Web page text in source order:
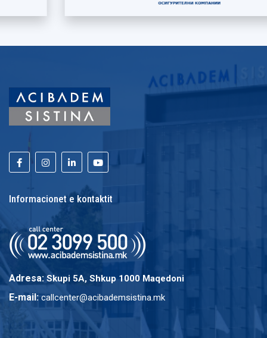
Informacionet e kontaktit
Adresa: Skupi 5A, Shkup 1000 Maqedoni
E-mail: callcenter@acibademsistina.mk